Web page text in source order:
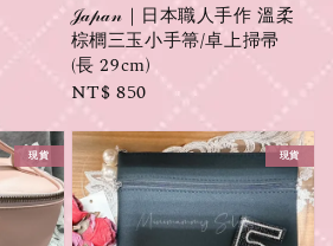
𝒥𝒶𝓅𝒶𝓃｜日本職人手作 溫柔
棕櫚三玉小手箒/卓上掃帚
(長 29cm)
Regular
NT$ 850
現貨 現貨